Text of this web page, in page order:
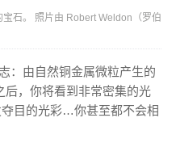
石。 照片由 Robert Weldon（罗伯
：由自然铜金属微粒产生的
后，你将看到非常密集的光
目的光彩…你甚至都不会相